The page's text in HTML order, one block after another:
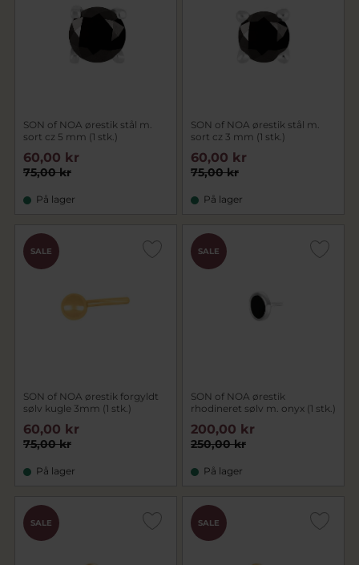
SON of NOA ørestik stål m.
sort cz 5 mm (1 stk.)
75,00 kr
60,00 kr
På lager
SON of NOA ørestik stål m.
sort cz 3 mm (1 stk.)
75,00 kr
60,00 kr
På lager
SALE
SON of NOA ørestik forgyldt
sølv kugle 3mm (1 stk.)
75,00 kr
60,00 kr
På lager
SALE
SON of NOA ørestik
rhodineret sølv m. onyx (1 stk.)
250,00 kr
200,00 kr
På lager
SALE SALE